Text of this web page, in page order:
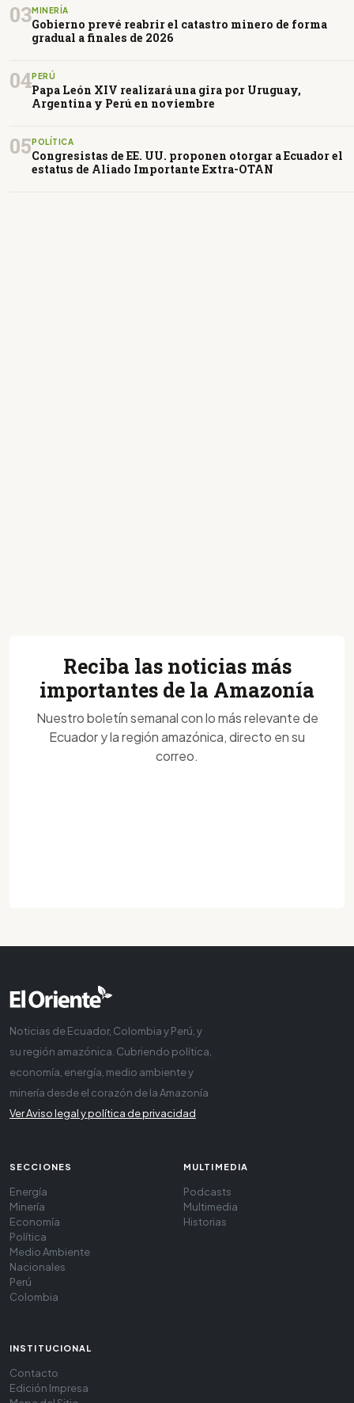
03MINERÍA
Gobierno prevé reabrir el catastro minero de forma
gradual a finales de 2026
04PERÚ
Papa León XIV realizará una gira por Uruguay,
Argentina y Perú en noviembre
05 POLÍTICA
Congresistas de EE. UU. proponen otorgar a Ecuador el
estatus de Aliado Importante Extra-OTAN
Reciba las noticias más
importantes de la Amazonía
Nuestro boletín semanal con lo más relevante de
Ecuador y la región amazónica, directo en su
correo.
Noticias de Ecuador, Colombia y Perú, y
su región amazónica. Cubriendo política,
economía, energía, medio ambiente y
minería desde el corazón de la Amazonía
Ver Aviso legal y política de privacidad
SECCIONES
Energía
Minería
Economía
Política
Medio Ambiente
Nacionales
Perú
Colombia
MULTIMEDIA
Podcasts
Multimedia
Historias
INSTITUCIONAL
Contacto
Edición Impresa